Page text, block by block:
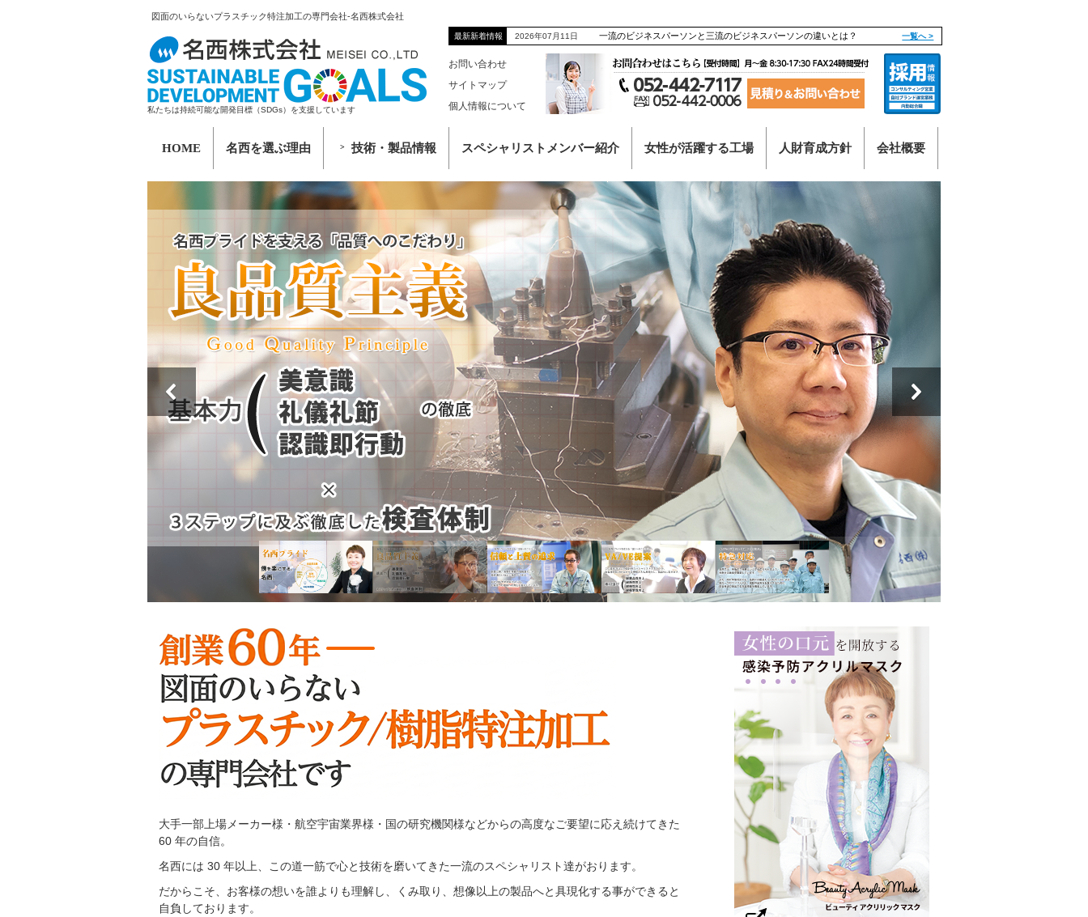
図面のいらないプラスチック特注加工の専門会社-名西株式会社
私たちは持続可能な開発目標（SDGs）を支援しています
最新新着情報 2026年07月11日 一流のビジネスパーソンと三流のビジネスパーソンの違いとは？ 一覧へ >
お問い合わせ
サイトマップ
個人情報について
HOME 名西を選ぶ理由 技術・製品情報 スペシャリストメンバー紹介 女性が活躍する工場 人財育成方針 会社概要
大手一部上場メーカー様・航空宇宙業界様・国の研究機関様などからの高度なご要望に応え続けてきた
60 年の自信。
名西には 30 年以上、この道一筋で心と技術を磨いてきた一流のスペシャリスト達がおります。
だからこそ、お客様の想いを誰よりも理解し、くみ取り、想像以上の製品へと具現化する事ができると
自負しております。